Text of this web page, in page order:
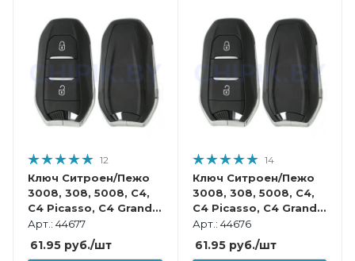
12
Ключ Ситроен/Пежо
3008, 308, 5008, C4,
C4 Picasso, C4 Grand
Picasso, C3 2 кнопки
VA2, батарейка на
корпусе, смарт
Арт.: 44677
61.95 руб./шт
14
Ключ Ситроен/Пежо
3008, 308, 5008, C4,
C4 Picasso, C4 Grand
Picasso, C3 2 кнопки
HU83, батарейка на
корпусе, смарт
Арт.: 44676
61.95руб./шт